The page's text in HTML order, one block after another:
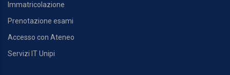
Immatricolazione
Prenotazione esami
Accesso con Ateneo
Servizi IT Unipi